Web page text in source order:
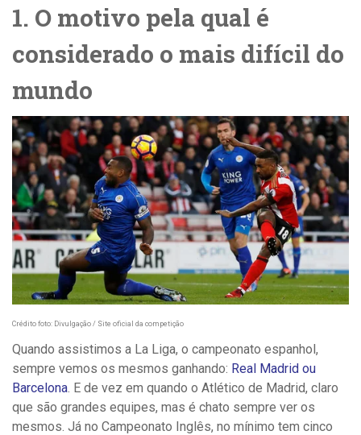
1. O motivo pela qual é
considerado o mais difícil do
mundo
Crédito foto: Divulgação / Site oficial da competição
Quando assistimos a La Liga, o campeonato espanhol,
sempre vemos os mesmos ganhando: Real Madrid ou
Barcelona. E de vez em quando o Atlético de Madrid, claro
que são grandes equipes, mas é chato sempre ver os
mesmos. Já no Campeonato Inglês, no mínimo tem cinco